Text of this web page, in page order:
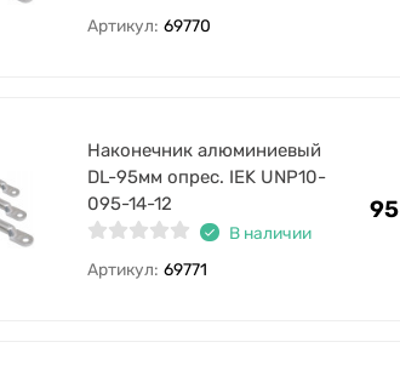
Артикул: 69770
Наконечник алюминиевый
DL-95мм опрес. IEK UNP10-
095-14-12
В наличии
Артикул: 69771
95